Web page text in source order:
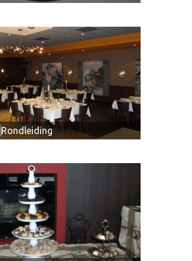
Rondleiding